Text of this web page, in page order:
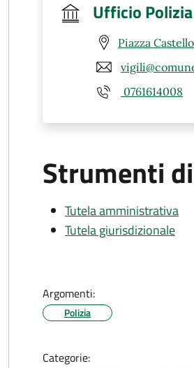
Ufficio
Piazza
0761614008
Strumenti
Tutela amministrativa
Tutela giurisdizionale
Argomenti:
Polizia
Categorie: